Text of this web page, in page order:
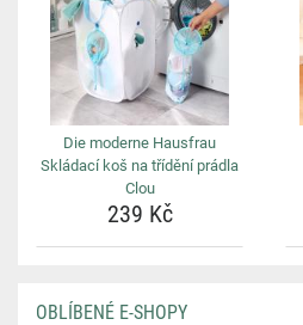
Die moderne Hausfrau
Skládací koš na třídění prádla
Clou
239 Kč
OBLÍBENÉ E-SHOPY